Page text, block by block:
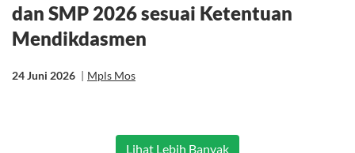
dan SMP 2026 sesuai Ketentuan
Mendikdasmen
24 Juni 2026 | Mpls Mos
Lihat Lebih Banyak